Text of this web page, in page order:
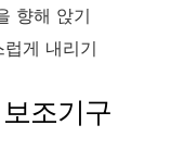
향해 앉기
게 내리기
조기구